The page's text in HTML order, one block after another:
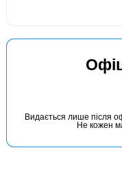
Видається лише після
Не кожен